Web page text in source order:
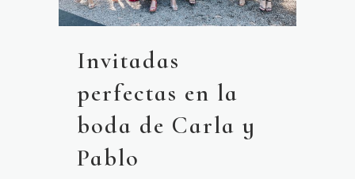
Invitadas
perfectas en la
boda de Carla y
Pablo